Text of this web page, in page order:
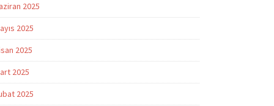
2025
2025
2025
2025
2025